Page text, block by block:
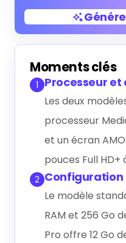
Moments clés
1 Processeur
Les deux
processeur
et un écran
pouces Full HD+
2
Le modèle
RAM et 256 Go
Pro offre 12 Go